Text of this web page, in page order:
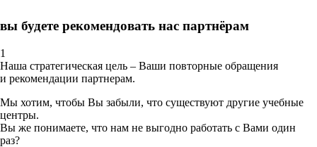
вы будете рекомендовать нас партнёрам
1
Наша стратегическая цель – Ваши повторные обращения
и рекомендации партнерам.
Мы хотим, чтобы Вы забыли, что существуют другие учебные
центры.
Вы же понимаете, что нам не выгодно работать с Вами один
раз?